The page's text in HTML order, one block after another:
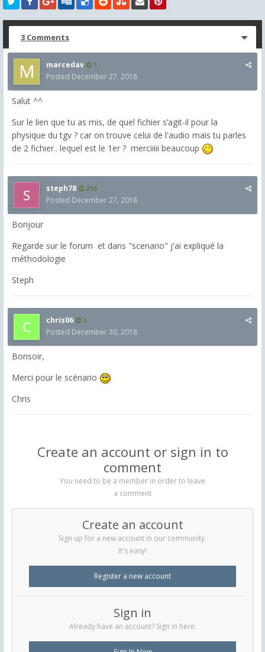
3 Comments
marcedav 1
Posted December 27, 2018
Salut ^^
Sur le lien que tu as mis, de quel fichier s’agit-il pour la
physique du tgv ? car on trouve celui de l'audio mais tu parles
de 2 fichier.. lequel est le 1er ? merciiiii beaucoup
steph78 210
Posted December 27, 2018
Bonjour
Regarde sur le forum et dans "scenario" j'ai expliqué la
méthodologie
Steph
chris06 3
Posted December 30, 2018
Bonsoir,
Merci pour le scénario
Chris
Create an account or sign in to
comment
You need to be a member in order to leave
a comment
Create an account
Sign up for a new account in our community.
It's easy!
Register a new account
Sign in
Already have an account? Sign in here.